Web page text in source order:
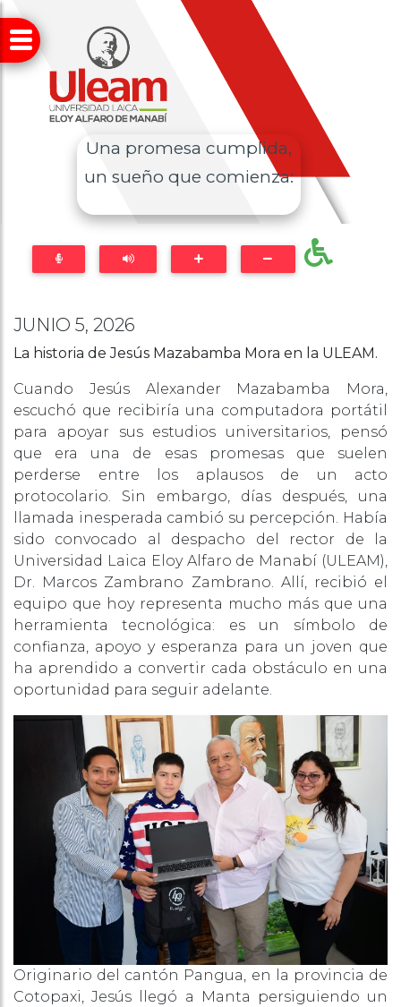
Una promesa cumplida,
un sueño que comienza:
JUNIO 5, 2026
La historia de Jesús Mazabamba Mora en la ULEAM.
Cuando Jesús Alexander Mazabamba Mora,
escuchó que recibiría una computadora portátil
para apoyar sus estudios universitarios, pensó
que era una de esas promesas que suelen
perderse entre los aplausos de un acto
protocolario. Sin embargo, días después, una
llamada inesperada cambió su percepción. Había
sido convocado al despacho del rector de la
Universidad Laica Eloy Alfaro de Manabí (ULEAM),
Dr. Marcos Zambrano Zambrano. Allí, recibió el
equipo que hoy representa mucho más que una
herramienta tecnológica: es un símbolo de
confianza, apoyo y esperanza para un joven que
ha aprendido a convertir cada obstáculo en una
oportunidad para seguir adelante.
Originario del cantón Pangua, en la provincia de
Cotopaxi, Jesús llegó a Manta persiguiendo un